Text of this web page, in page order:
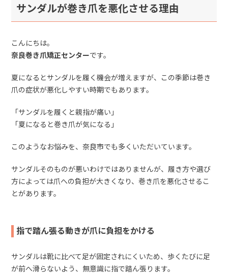
サンダルが巻き爪を悪化させる理由
こんにちは。
奈良巻き爪矯正センターです。
夏になるとサンダルを履く機会が増えますが、この季節は巻き
爪の症状が悪化しやすい時期でもあります。
「サンダルを履くと親指が痛い」
「夏になると巻き爪が気になる」
このようなお悩みを、奈良市でも多くいただいています。
サンダルそのものが悪いわけではありませんが、履き方や選び
方によっては爪への負担が大きくなり、巻き爪を悪化させるこ
とがあります。
指で踏ん張る動きが爪に負担をかける
サンダルは靴に比べて足が固定されにくいため、歩くたびに足
が前へ滑らないよう、無意識に指で踏ん張ります。